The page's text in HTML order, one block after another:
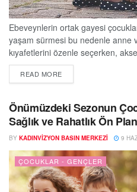
Ebeveynlerin ortak gayesi
yaşam sürmesi bu nedenle anne
kıyafetlerini özenle seçerken,
ayakkabıları giymelerini isterler.
Bebek Çocuk Ürünleri Fuarı blog
söylemler geçmişte kaldı Daha
daha...
READ MOREDETAILS
Önümüzdeki Sezonun
Sağlık ve Rahatlık Ön
BY KADINVIZYON BASIN MERKEZI 9
ÇOCUKLAR - GENÇLER